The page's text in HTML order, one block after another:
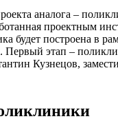
проектным
будет построена в
этап –
Кузнецов,